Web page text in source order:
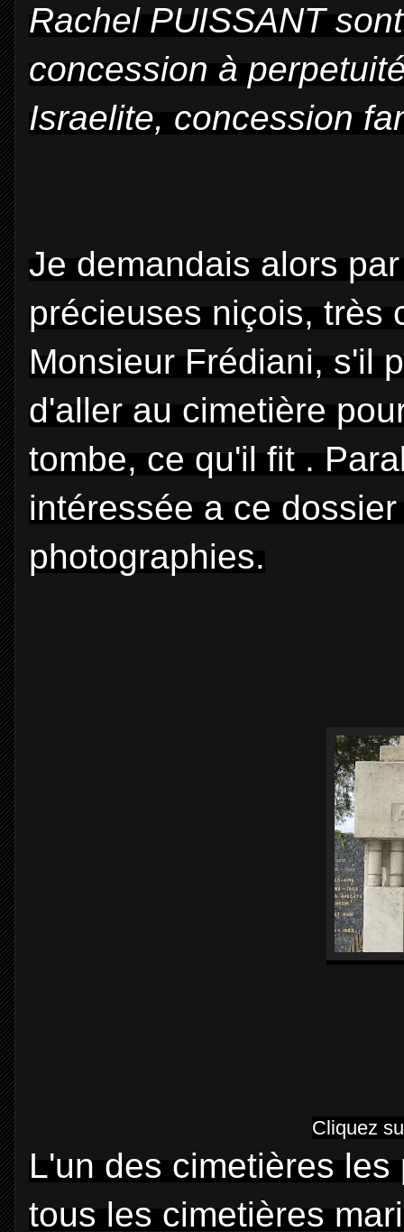
Rachel PUISSANT
concession à
Israelite, concession
Je demandais alors
précieuses niçois, très
Monsieur Frédiani, s'il
d'aller au cimetière
tombe, ce qu'il fit .
intéressée a ce
photographies.
Cliquez
L'un des cimetières
tous les cimetières